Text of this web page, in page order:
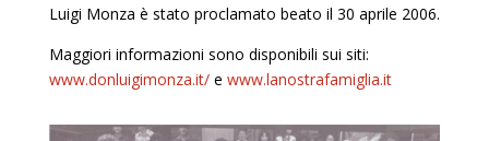
Luigi Monza è stato proclamato beato il 30 aprile 2006.
Maggiori informazioni sono disponibili sui siti:
www.donluigimonza.it/e www.lanostrafamiglia.it